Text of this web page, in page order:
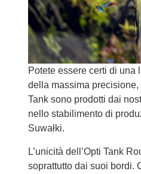
Potete essere certi di una
della massima
Tank sono prodotti dai
nello stabilimento di
Suwałki.
L’unicità dell’Opti Tank
soprattutto dai suoi bordi.